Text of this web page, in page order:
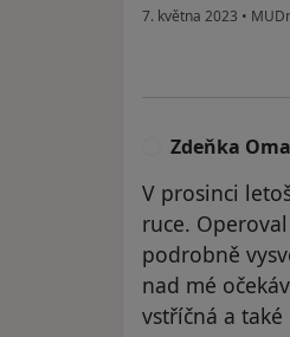
7. května 2023 •
Zdeňka
V prosinci
ruce.
podrobně
nad mé
vstříčná a